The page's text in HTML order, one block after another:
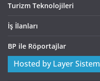
Turizm Teknolojileri
İş İlanları
BP ile Röportajlar
Hosted by Layer Sistem